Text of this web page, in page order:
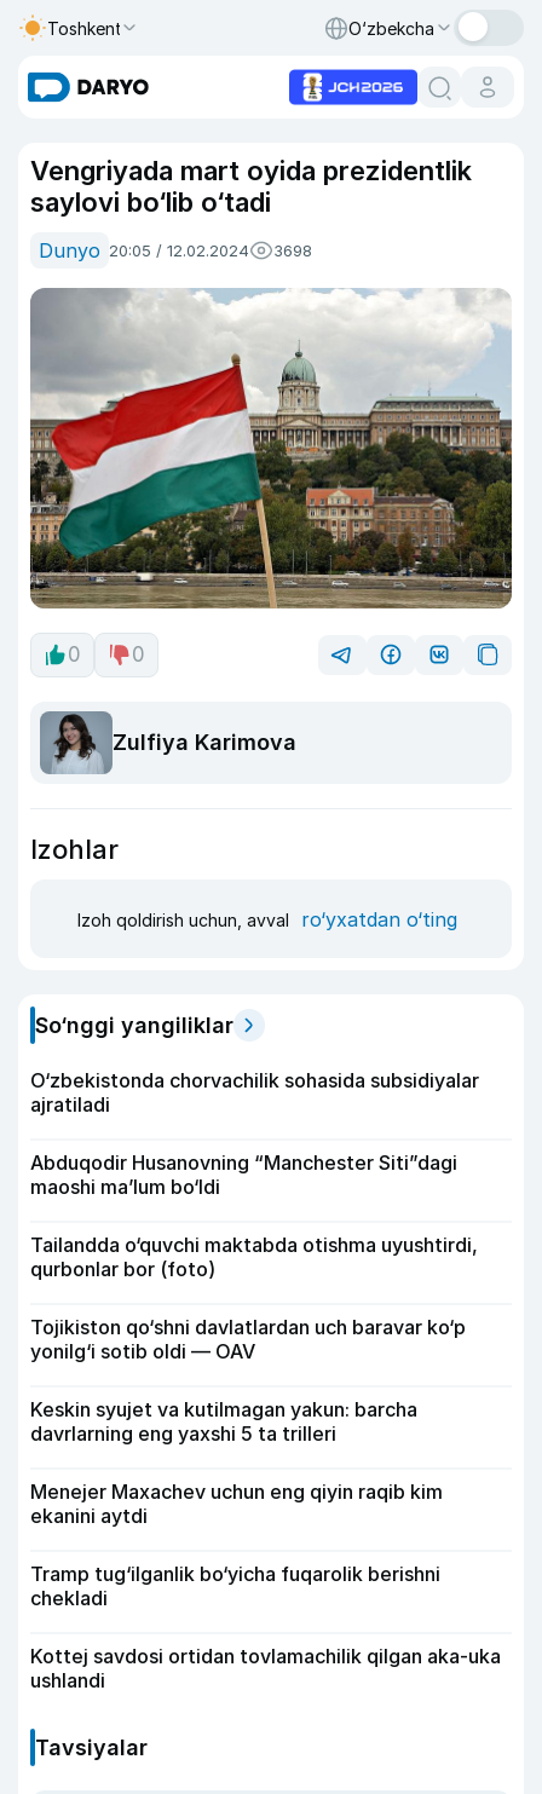
Toshkent O‘zbekcha
Vengriyada mart oyida prezidentlik
saylovi bo‘lib o‘tadi
Dunyo 20:05 / 12.02.2024 3698
0 0
Zulfiya Karimova
Izohlar
Izoh qoldirish uchun, avval ro‘yxatdan o‘ting
So‘nggi yangiliklar
O‘zbekistonda chorvachilik sohasida subsidiyalar
ajratiladi
Abduqodir Husanovning “Manchester Siti”dagi
maoshi ma’lum bo‘ldi
Tailandda o‘quvchi maktabda otishma uyushtirdi,
qurbonlar bor (foto)
Tojikiston qo‘shni davlatlardan uch baravar ko‘p
yonilg‘i sotib oldi — OAV
Keskin syujet va kutilmagan yakun: barcha
davrlarning eng yaxshi 5 ta trilleri
Menejer Maxachev uchun eng qiyin raqib kim
ekanini aytdi
Tramp tug‘ilganlik bo‘yicha fuqarolik berishni
chekladi
Kottej savdosi ortidan tovlamachilik qilgan aka-uka
ushlandi
Tavsiyalar